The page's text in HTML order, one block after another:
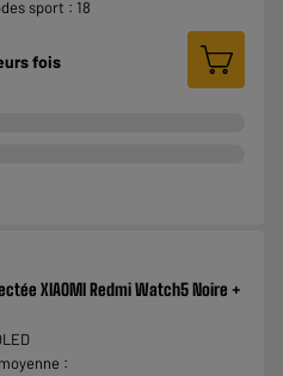
sport : 18
fois
XIAOMI Redmi Watch5 Noire +
: